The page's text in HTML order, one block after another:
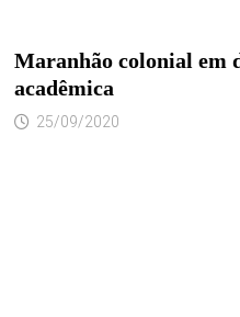
Maranhão colonial em
acadêmica
25/09/2020